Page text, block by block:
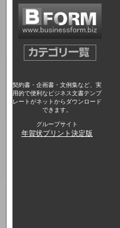
契約書・企画書・文例集など、実
用的で便利なビジネス文書テンプ
レートがネットからダウンロード
できます。
グループサイト
年賀状プリント決定版